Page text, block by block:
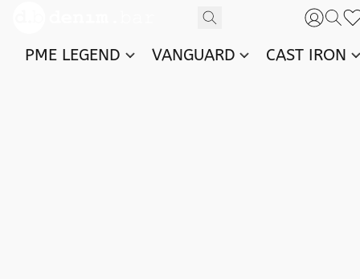
PME LEGEND VANGUARD CAST IRON